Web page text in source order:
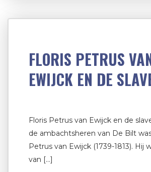
FLORIS PETRUS
EWIJCK EN DE
Floris Petrus van Ewijck en de
de ambachtsheren van De Bilt
Petrus van Ewijck (1739-1813). Hij
van […]